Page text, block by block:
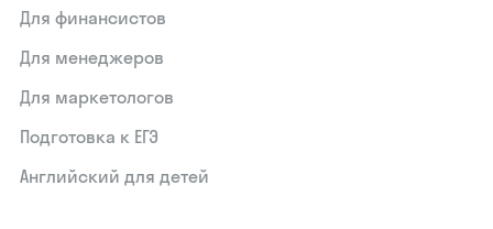
Для финансистов
Для менеджеров
Для маркетологов
Подготовка к ЕГЭ
Английский для детей